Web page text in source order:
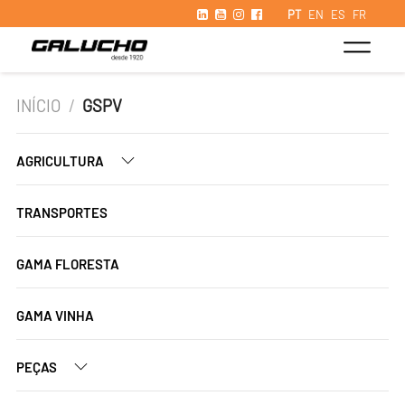
PT EN ES FR
INÍCIO / GSPV
AGRICULTURA
TRANSPORTES
GAMA FLORESTA
GAMA VINHA
PEÇAS